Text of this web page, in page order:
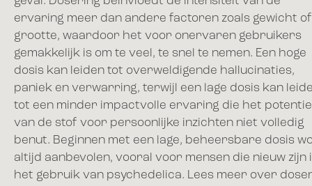
ervaring meer dan andere factoren zoals gewicht of
grootte, waardoor het voor onervaren gebruikers
gemakkelijk is om te veel, te snel te nemen. Een hoge
dosis kan leiden tot overweldigende hallucinaties,
paniek en verwarring, terwijl een lage dosis kan
tot een minder impactvolle ervaring die het
van de stof voor persoonlijke inzichten niet volledig
benut. Beginnen met een lage, beheersbare dosis
altijd aanbevolen, vooral voor mensen die nieuw zijn
het gebruik van psychedelica. Lees meer over